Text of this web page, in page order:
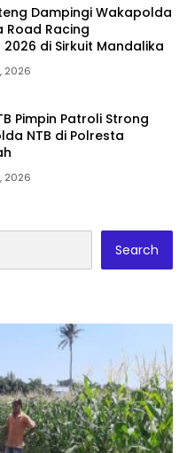
Dampingi Wakapolda
Road Racing
di Sirkuit Mandalika
2026
Pimpin Patroli Strong
NTB di Polresta
2026
Search